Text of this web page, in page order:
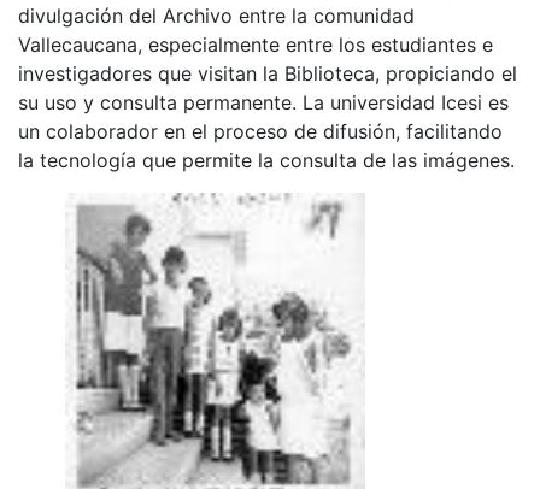
divulgación del Archivo entre la comunidad
Vallecaucana, especialmente entre los estudiantes e
investigadores que visitan la Biblioteca, propiciando el
su uso y consulta permanente. La universidad Icesi es
un colaborador en el proceso de difusión, facilitando
la tecnología que permite la consulta de las imágenes.